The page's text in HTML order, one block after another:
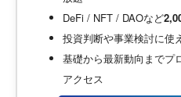
DeFi / NFT / DAOなど
投資判断や事業検討に使
基礎から最新動向までプ
アクセス